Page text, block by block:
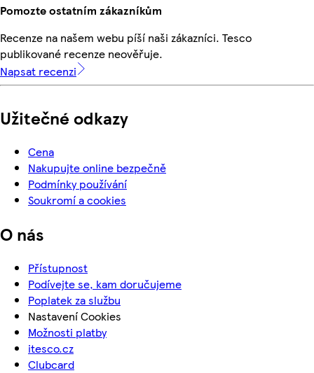
Pomozte ostatním zákazníkům
Recenze na našem webu píší naši zákazníci. Tesco
publikované recenze neověřuje.
Napsat recenzi
Užitečné odkazy
Cena
Nakupujte online bezpečně
Podmínky používání
Soukromí a cookies
O nás
Přístupnost
Podívejte se, kam doručujeme
Poplatek za službu
Nastavení Cookies
Možnosti platby
itesco.cz
Clubcard